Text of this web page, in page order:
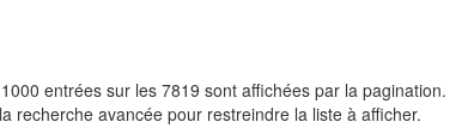
entrées sur les 7819 sont affichées par la pagination.
recherche avancée pour restreindre la liste à afficher.